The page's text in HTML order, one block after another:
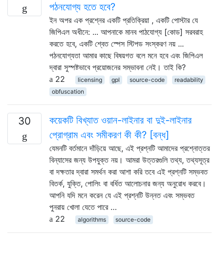
পঠনযোগ্য হতে হবে?
ইন অপর এক প্রশ্নের একটি প্রতিক্রিয়া , একটি পোস্টার যে
জিপিএল অধীনে: ... আপনাকে মানব পাঠযোগ্য [কোড] সরবরাহ
করতে হবে, একটি শ্বেত স্পেস স্টিপড সংস্করণ নয় ...
পঠনযোগ্যতা আমার কাছে বিষয়গত বলে মনে হবে এবং জিপিএল
দ্বারা সুস্পষ্টভাবে প্রয়োজনের সম্ভাবনা নেই। তাই কি?
22
licensing gpl source-code
readability
obfuscation
30
কয়েকটি বিখ্যাত ওয়ান-লাইনার বা দুই-লাইনার
প্রোগ্রাম এবং সমীকরণ কী কী? [বন্ধ]
যেমনটি বর্তমানে দাঁড়িয়ে আছে, এই প্রশ্নটি আমাদের প্রশ্নোত্তর
বিন্যাসের জন্য উপযুক্ত নয়। আমরা উত্তরগুলি তথ্য, তথ্যসূত্র
বা দক্ষতার দ্বারা সমর্থন করা আশা করি তবে এই প্রশ্নটি সম্ভবত
বিতর্ক, যুক্তি, পোলিং বা বর্ধিত আলোচনার জন্য অনুরোধ করবে।
আপনি যদি মনে করেন যে এই প্রশ্নটি উন্নত এবং সম্ভবত
পুনরায় খোলা যেতে পারে …
22
algorithms source-code